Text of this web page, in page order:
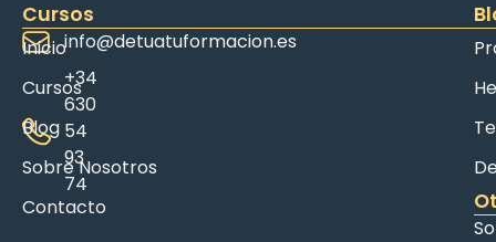
info@detuatuformacion.es
+34
630
54
93
74
Cursos
Inicio
Cursos
Blog
Sobre Nosotros
Contacto